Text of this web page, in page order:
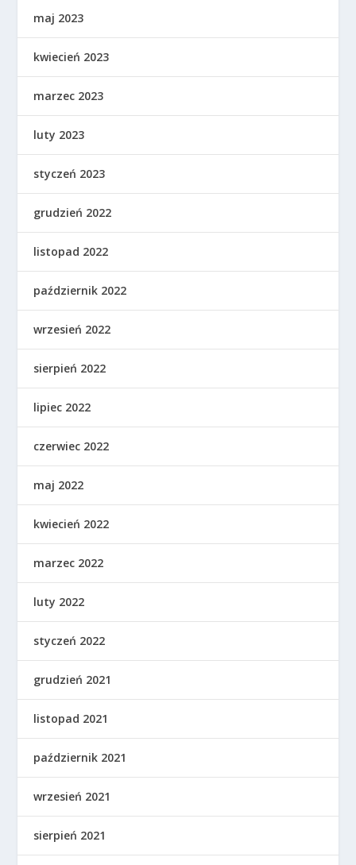
maj 2023
kwiecień 2023
marzec 2023
luty 2023
styczeń 2023
grudzień 2022
listopad 2022
październik 2022
wrzesień 2022
sierpień 2022
lipiec 2022
czerwiec 2022
maj 2022
kwiecień 2022
marzec 2022
luty 2022
styczeń 2022
grudzień 2021
listopad 2021
październik 2021
wrzesień 2021
sierpień 2021